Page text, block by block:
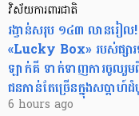
វិស័យការពារជាតិ
រង្វាន់សរុប ១៤៣ លានរៀល!
«Lucky Box» របស់ផ្សារ
ឡាក់គី ទាក់ទាញការចូលរួ
ជនកាន់តែច្រើនក្នុងសប្តាហ៍
6 hours ago